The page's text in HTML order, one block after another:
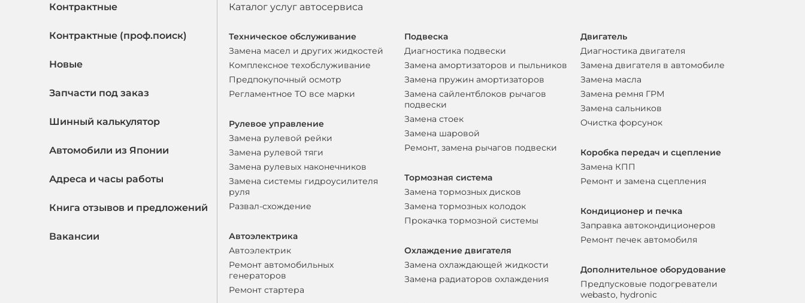
Контрактные
Контрактные (проф.поиск)
Новые
Запчасти под заказ
Шинный калькулятор
Автомобили из Японии
Адреса и часы работы
Книга отзывов и предложений
Вакансии
Каталог услуг автосервиса
Техническое обслуживание
Замена масел и других жидкостей
Комплексное техобслуживание
Предпокупочный осмотр
Регламентное ТО все марки
Рулевое управление
Замена рулевой рейки
Замена рулевой тяги
Замена рулевых наконечников
Замена системы гидроусилителя
руля
Развал-схождение
Автоэлектрика
Автоэлектрик
Ремонт автомобильных
генераторов
Ремонт стартера
Подвеска
Диагностика подвески
Замена амортизаторов и пыльников
Замена пружин амортизаторов
Замена сайлентблоков рычагов
подвески
Замена стоек
Замена шаровой
Ремонт, замена рычагов подвески
Тормозная система
Замена тормозных дисков
Замена тормозных колодок
Прокачка тормозной системы
Охлаждение двигателя
Замена охлаждающей жидкости
Замена радиаторов охлаждения
Двигатель
Диагностика двигателя
Замена двигателя в автомобиле
Замена масла
Замена ремня ГРМ
Замена сальников
Очистка форсунок
Коробка передач и сцепление
Замена КПП
Ремонт и замена сцепления
Кондиционер и печка
Заправка автокондиционеров
Ремонт печек автомобиля
Дополнительное оборудование
Предпусковые подогреватели
webasto, hydronic